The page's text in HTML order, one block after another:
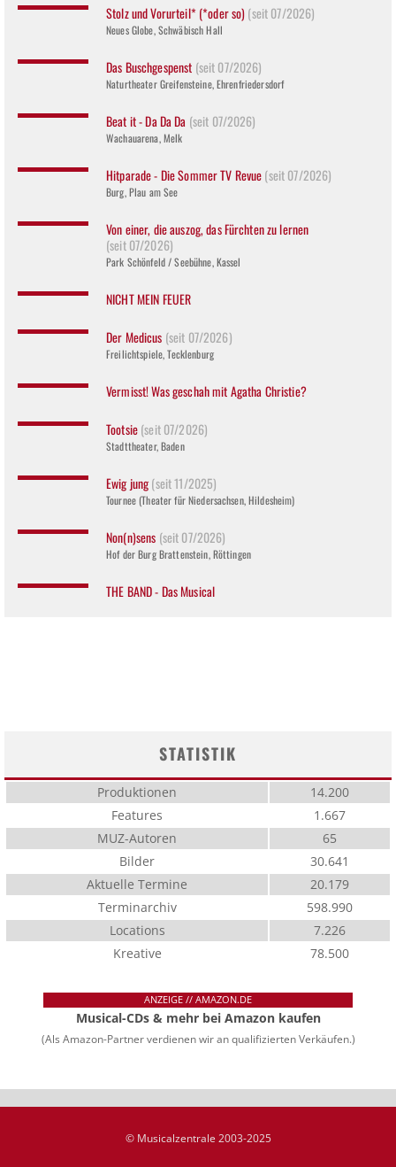
Stolz und Vorurteil* (*oder so)(seit 07/2026)
Neues Globe, Schwäbisch Hall
Das Buschgespenst (seit 07/2026)
Naturtheater Greifensteine, Ehrenfriedersdorf
Beat it - Da Da Da (seit 07/2026)
Wachauarena, Melk
Hitparade - Die Sommer TV Revue(seit 07/2026)
Burg, Plau am See
Von einer, die auszog, das Fürchten zu lernen
(seit 07/2026)
Park Schönfeld / Seebühne, Kassel
NICHT MEIN FEUER
Der Medicus (seit 07/2026)
Freilichtspiele, Tecklenburg
Vermisst! Was geschah mit Agatha Christie?
Tootsie(seit 07/2026)
Stadttheater, Baden
Ewig jung(seit 11/2025)
Tournee (Theater für Niedersachsen, Hildesheim)
Non(n)sens (seit 07/2026)
Hof der Burg Brattenstein, Röttingen
THE BAND - Das Musical
STATISTIK
Produktionen
14.200
Features
1.667
MUZ-Autoren
65
Bilder
30.641
Aktuelle Termine
20.179
Terminarchiv
598.990
Locations
7.226
Kreative
78.500
ANZEIGE // AMAZON.DE
Musical-CDs & mehr bei Amazon kaufen
(Als Amazon-Partner verdienen wir an qualifizierten Verkäufen.)
© Musicalzentrale 2003-2025